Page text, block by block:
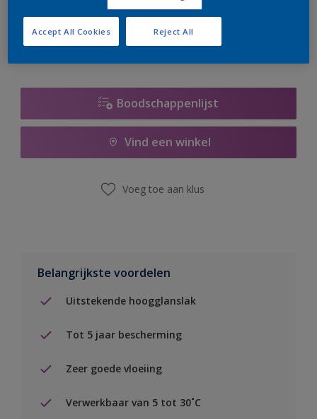
er hard aan om de voorraad aan te vullen.
Boodschappenlijst
Vind een winkel
Voeg toe aan klus
Belangrijkste voordelen
Uitstekende hoogglanslak
Tot 5 jaar bescherming
Zeer goede vloeiing
Verwerkbaar van 5 tot 30˚C
Reject All
Accept All Cookies